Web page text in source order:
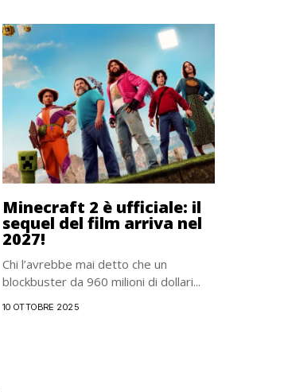
Minecraft 2 è ufficiale: il
sequel del film arriva nel
2027!
Chi l’avrebbe mai detto che un
blockbuster da 960 milioni di dollari...
10 OTTOBRE 2025